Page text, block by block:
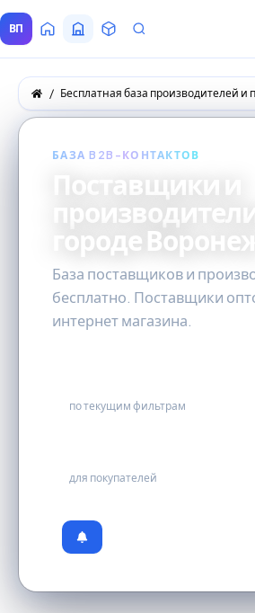
ВП ГлавнаяВсе Поставщики
ТоварыЗапросы покупателей
БАЗА B2B-КОНТАКТОВ
Поставщики и
производители
городе Воронеж
База поставщиков и
бесплатно. Поставщики
интернет магазина.
по текущим фильтрам
для покупателей